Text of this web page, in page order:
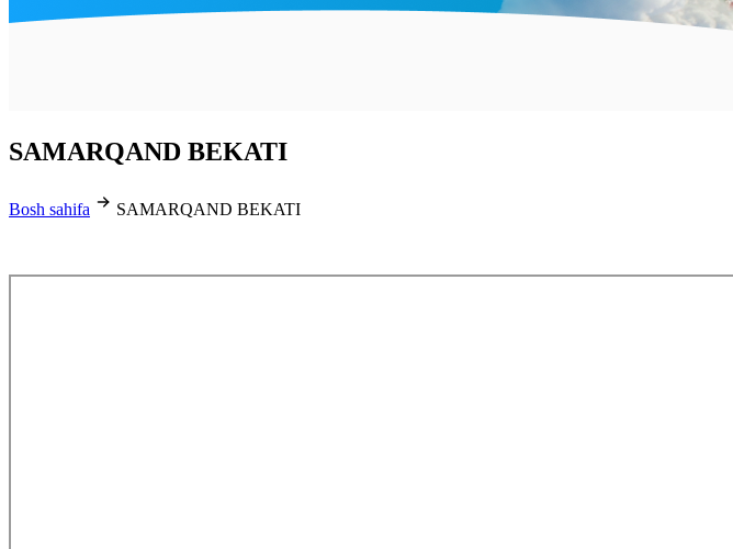
SAMARQAND BEKATI
Bosh sahifa SAMARQAND BEKATI